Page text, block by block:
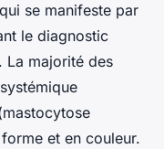
se manifeste par
le diagnostic
La majorité des
et en couleur.